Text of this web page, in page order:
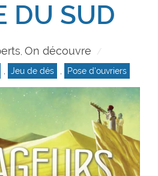
DU SUD
, On découvre
, Jeu de dés , Pose d'ouvriers